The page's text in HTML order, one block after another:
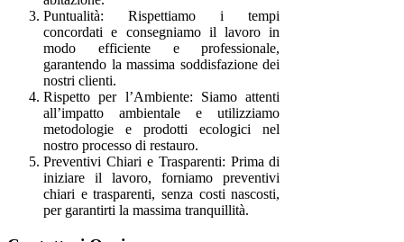
Puntualità: Rispettiamo i tempi
concordati e consegniamo il lavoro in
modo efficiente e professionale,
garantendo la massima soddisfazione dei
nostri clienti.
Rispetto per l’Ambiente: Siamo attenti
all’impatto ambientale e utilizziamo
metodologie e prodotti ecologici nel
nostro processo di restauro.
Preventivi Chiari e Trasparenti: Prima di
iniziare il lavoro, forniamo preventivi
chiari e trasparenti, senza costi nascosti,
per garantirti la massima tranquillità.